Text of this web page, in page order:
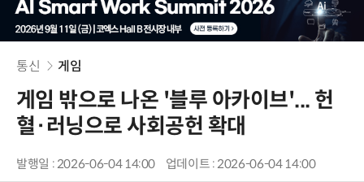
통신 게임
게임 밖으로 나온 '블루 아카이브'... 헌
혈·러닝으로 사회공헌 확대
발행일 : 2026-06-04 14:00 업데이트 : 2026-06-04 14:00